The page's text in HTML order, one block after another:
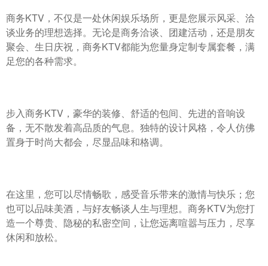
商务KTV，不仅是一处休闲娱乐场所，更是您展示风采、洽
谈业务的理想选择。无论是商务洽谈、团建活动，还是朋友
聚会、生日庆祝，商务KTV都能为您量身定制专属套餐，满
足您的各种需求。
步入商务KTV，豪华的装修、舒适的包间、先进的音响设
备，无不散发着高品质的气息。独特的设计风格，令人仿佛
置身于时尚大都会，尽显品味和格调。
在这里，您可以尽情畅歌，感受音乐带来的激情与快乐；您
也可以品味美酒，与好友畅谈人生与理想。商务KTV为您打
造一个尊贵、隐秘的私密空间，让您远离喧嚣与压力，尽享
休闲和放松。